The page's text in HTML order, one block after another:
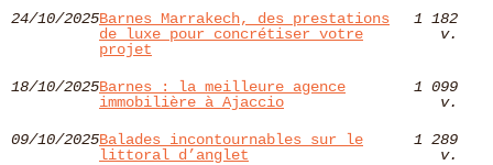
24/10/2025Barnes Marrakech, des prestations
de luxe pour concrétiser votre
projet
1 182
v.
18/10/2025Barnes : la meilleure agence
immobilière à Ajaccio
1 099
v.
09/10/2025Balades incontournables sur le
littoral d’anglet
1 289
v.